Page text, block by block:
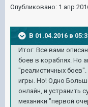
Опубликовано: 1 апр
В 01.04.2016 в
Итог: Все вами
боев в кораблях. Но
"реалистичных боев".
игры. Но! Одно
онлайн, и устранить
механики "первой